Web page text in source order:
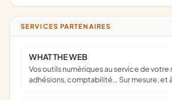
SERVICES PARTENAIRES
WHAT THE WEB
Vos outils numériques au service de votre mission : site web,
adhésions, comptabilité… Sur mesure, et